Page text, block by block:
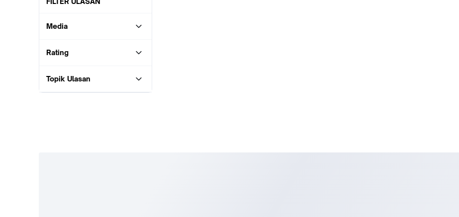
Media
Rating
Topik Ulasan